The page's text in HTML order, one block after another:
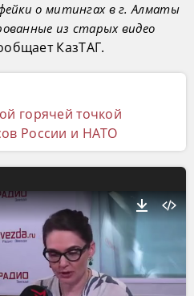
о митингах в г. Алматы
из старых видео
КазТАГ.
горячей точкой
России и НАТО